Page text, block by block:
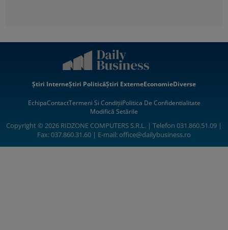
Știri InterneȘtiri PoliticăȘtiri ExterneEconomieDiverse
EchipaContactTermeni Si CondițiiPolitica De Confidentialitate
Modifică Setările
Copyright © 2026 RIDZONE COMPUTERS S.R.L. | Telefon 031.860.51.09 |
Fax: 037.860.31.60 | E-mail:office@dailybusiness.ro